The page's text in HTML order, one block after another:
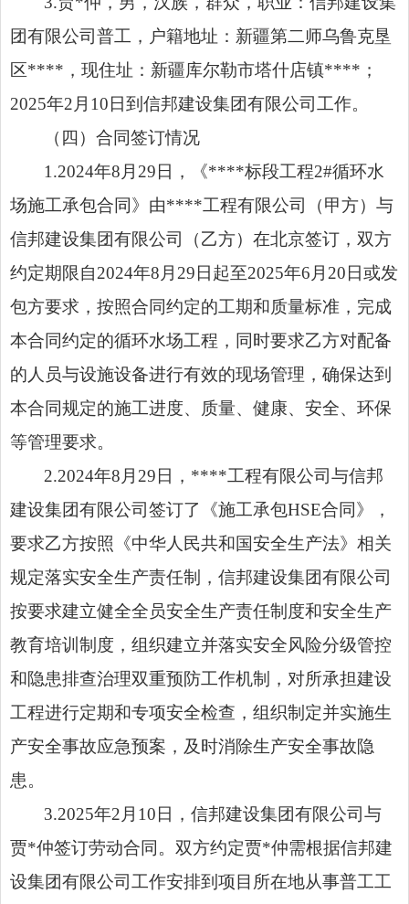
团有限公司普工，户籍地址：新疆第二师乌鲁克垦
区****，现住址：新疆库尔勒市塔什店镇****；
2025年2月10日到信邦建设集团有限公司工作。
（四）合同签订情况
1.2024年8月29日，《****标段工程2#循环水
场施工承包合同》由****工程有限公司（甲方）与
信邦建设集团有限公司（乙方）在北京签订，双方
约定期限自2024年8月29日起至2025年6月20日或发
包方要求，按照合同约定的工期和质量标准，完成
本合同约定的循环水场工程，同时要求乙方对配备
的人员与设施设备进行有效的现场管理，确保达到
本合同规定的施工进度、质量、健康、安全、环保
等管理要求。
2.2024年8月29日，****工程有限公司与信邦
建设集团有限公司签订了《施工承包HSE合同》，
要求乙方按照《中华人民共和国安全生产法》相关
规定落实安全生产责任制，信邦建设集团有限公司
按要求建立健全全员安全生产责任制度和安全生产
教育培训制度，组织建立并落实安全风险分级管控
和隐患排查治理双重预防工作机制，对所承担建设
工程进行定期和专项安全检查，组织制定并实施生
产安全事故应急预案，及时消除生产安全事故隐
患。
3.2025年2月10日，信邦建设集团有限公司与
贾*仲签订劳动合同。双方约定贾*仲需根据信邦建
设集团有限公司工作安排到项目所在地从事普工工